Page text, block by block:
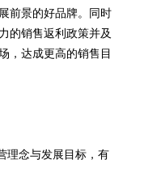
前景的好品牌。同时
的销售返利政策并及
，达成更高的销售目
理念与发展目标，有